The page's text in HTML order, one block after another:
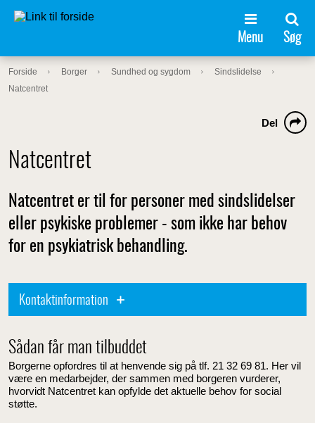
Menu Søg
Forside Borger Sundhed og sygdom
Sindslidelse
Natcentret
Natcentret
Del
Natcentret er til for personer med sindslidelser
eller psykiske problemer - som ikke har behov
for en psykiatrisk behandling.
Kontaktinformation
Sådan får man tilbuddet
Borgerne opfordres til at henvende sig på tlf. 21 32 69 81. Her vil
være en medarbejder, der sammen med borgeren vurderer,
hvorvidt Natcentret kan opfylde det aktuelle behov for social
støtte.